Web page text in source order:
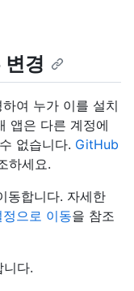
경
여 누가 이를 설치
앱은 다른 계정에
없습니다. GitHub
하세요.
동합니다. 자세한
으로 이동을 참조
니다.